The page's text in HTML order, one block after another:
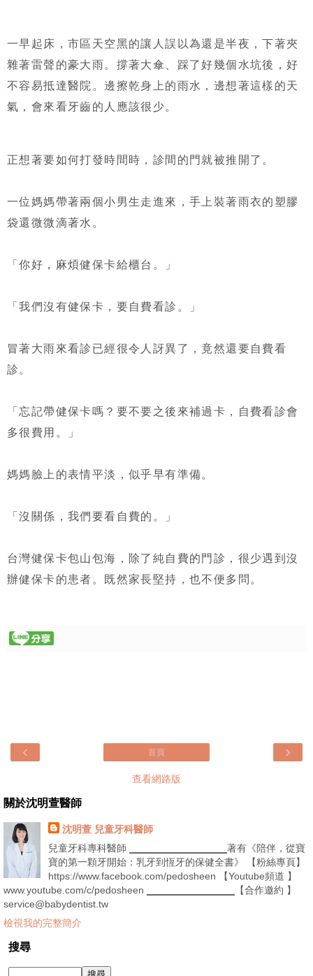
一早起床，市區天空黑的讓人誤以為還是半夜，下著夾
雜著雷聲的豪大雨。撐著大傘、踩了好幾個水坑後，好
不容易抵達醫院。邊擦乾身上的雨水，邊想著這樣的天
氣，會來看牙齒的人應該很少。
正想著要如何打發時間時，診間的門就被推開了。
一位媽媽帶著兩個小男生走進來，手上裝著雨衣的塑膠
袋還微微滴著水。
「你好，麻煩健保卡給櫃台。」
「我們沒有健保卡，要自費看診。」
冒著大雨來看診已經很令人訝異了，竟然還要自費看
診。
「忘記帶健保卡嗎？要不要之後來補過卡，自費看診會
多很費用。」
媽媽臉上的表情平淡，似乎早有準備。
「沒關係，我們要看自費的。」
台灣健保卡包山包海，除了純自費的門診，很少遇到沒
辦健保卡的患者。既然家長堅持，也不便多問。
‹ ›
首頁
查看網路版
關於沈明萱醫師
沈明萱 兒童牙科醫師
兒童牙科專科醫師 ▁▁▁▁▁▁▁▁▁▁著有《陪伴，從寶
寶的第一顆牙開始：乳牙到恆牙的保健全書》 【粉絲專頁】
https://www.facebook.com/pedosheen 【Youtube頻道 】
www.youtube.com/c/pedosheen ▁▁▁▁▁▁▁▁▁【合作邀約 】
service@babydentist.tw
檢視我的完整簡介
搜尋